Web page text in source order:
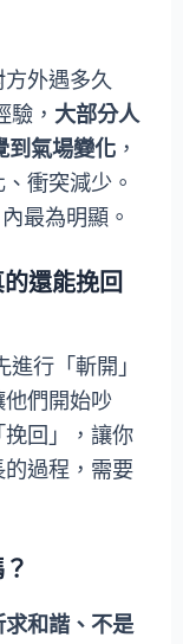
外遇多久
， 大部分人
到氣場變化 ，
衝突減少。
最為明顯。
還能挽回
行「斬開」
們開始吵
回」，讓你
過程，需要
和諧、不是